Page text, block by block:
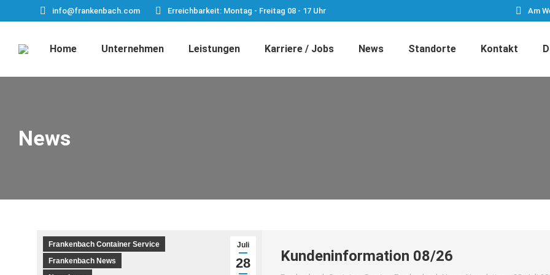
info@frankenbach.com Erreichbarkeit: Montag - Freitag 08 - 17 Uhr Am
Home Unternehmen Leistungen Karriere / Jobs News Standorte Kontakt
News
Juli
28
Frankenbach Container Service
Frankenbach News
Kundeninformation 08/26